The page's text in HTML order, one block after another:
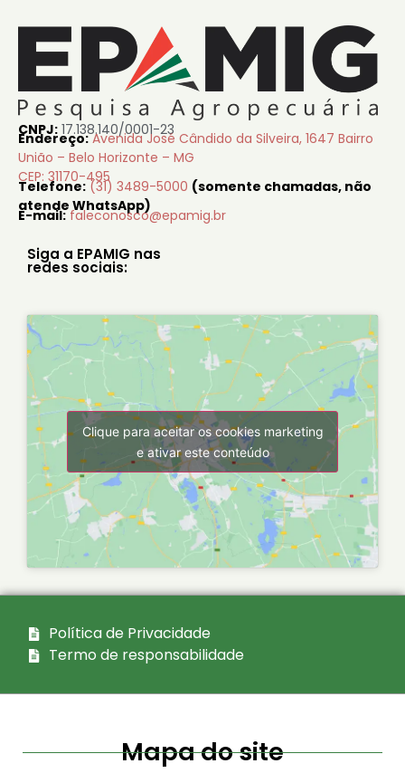
CNPJ: 17.138.140/0001-23
Endereço: Avenida José Cândido da Silveira, 1647 Bairro
União – Belo Horizonte – MG
CEP: 31170-495
Telefone: (31) 3489-5000 (somente chamadas, não
atende WhatsApp)
E-mail: faleconosco@epamig.br
Siga a EPAMIG nas
redes sociais:
Clique para aceitar os cookies marketing
e ativar este conteúdo
Política de Privacidade
Termo de responsabilidade
Mapa do site